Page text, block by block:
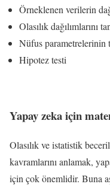
Örneklenen verilerin
Olasılık dağılımlarını
Nüfus parametrelerinin
Hipotez testi
Yapay zeka için
Olasılık ve istatistik
kavramlarını anlamak,
için çok önemlidir. Buna